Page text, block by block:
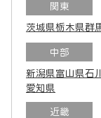
関東
茨城県栃木県群
中部
新潟県富山県石
愛知県
近畿